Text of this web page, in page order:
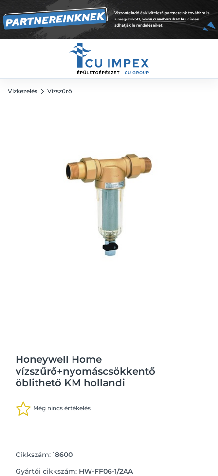
Vízkezelés Vízszűrő
Honeywell Home
vízszűrő+nyomáscsökkentő
öblithető KM hollandi
Még nincs értékelés
Cikkszám: 18600
Gyártói cikkszám: HW-FF06-1/2AA
23 645 Ft